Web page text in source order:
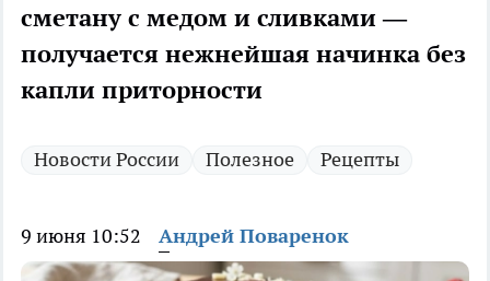
сметану с медом и сливками —
получается нежнейшая начинка без
капли приторности
Новости России Полезное Рецепты
9 июня 10:52 Андрей Поваренок